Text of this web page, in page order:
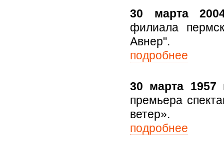
30 марта
филиала
Авнер".
подробнее
30 марта 1957
премьера
ветер».
подробнее